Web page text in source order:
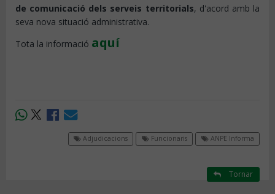
de comunicació dels serveis territorials, d'acord amb la
seva nova situació administrativa.
Tota la informació aquí
Adjudicacions Funcionaris ANPE Informa
Tornar